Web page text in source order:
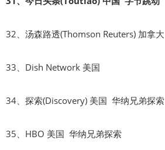
32、汤森路透(Thomson Reuters) 加拿大
33、Dish Network 美国
34、探索(Discovery) 美国 华纳兄弟探索
35、HBO 美国 华纳兄弟探索